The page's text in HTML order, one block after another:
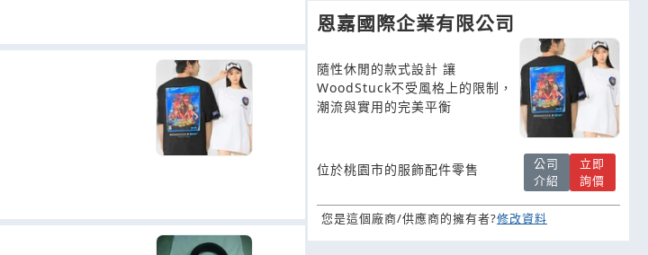
恩嘉國際企業有限公司
隨性休閒的款式設計 讓
WoodStuck不受風格上的限制，
潮流與實用的完美平衡
位於桃園市的服飾配件零售
公司
介紹
立即
詢價
您是這個廠商/供應商的擁有者?修改資料